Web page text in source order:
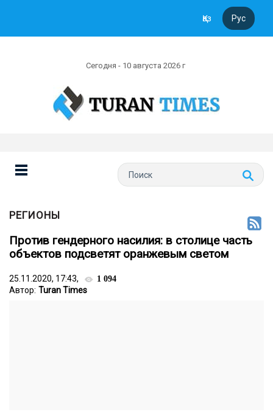
Қаз Рус
Сегодня - 10 августа 2026 г
РЕГИОНЫ
Против гендерного насилия: в столице часть
объектов подсветят оранжевым светом
25.11.2020, 17:43, 1 094
Автор: Turan Times